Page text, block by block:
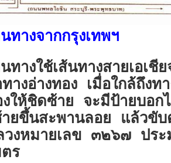
ทางจากกรุงเทพฯ
ทางใช้เส้นทางสายเอเชี
างอ่างทอง เมื่อใกล้ถึงท
งให้ชิดซ้าย จะมีป้ายบอ
ายขึ้นสะพานลอย แล้วขับ
วงหมายเลข ๓๒๖๗ ปร
ร